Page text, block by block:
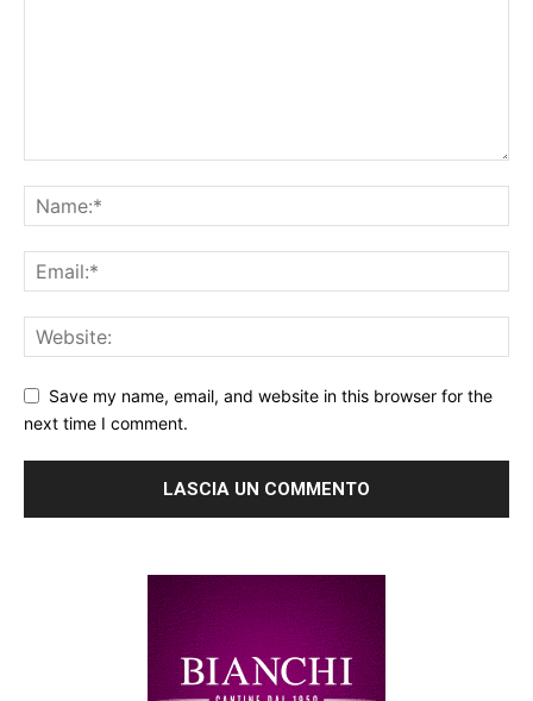
Save my name, email, and website in this browser for the
next time I comment.